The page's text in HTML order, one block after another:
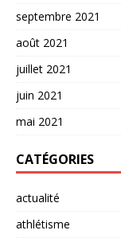
septembre 2021
août 2021
juillet 2021
juin 2021
mai 2021
CATÉGORIES
actualité
athlétisme